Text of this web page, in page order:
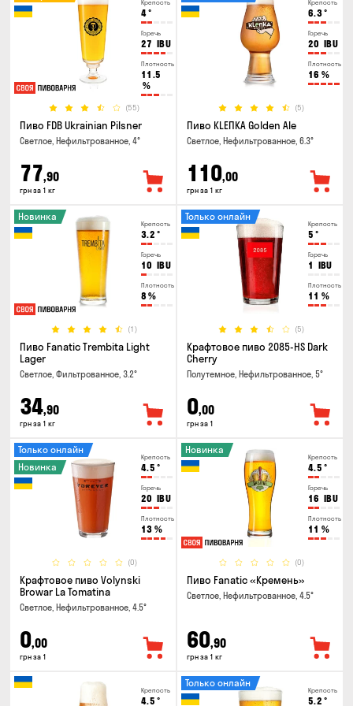
Крепость
4°
Горечь
27 IBU
Плотность
11.5
%
(55)
Пиво FDB Ukrainian Pilsner
Светлое, Нефильтрованное, 4°
77,90
грн за 1 кг
Крепость
6.3°
Горечь
20 IBU
Плотность
16 %
(5)
Пиво KLEПКА Golden Ale
Светлое, Нефильтрованное, 6.3°
110,00
грн за 1 кг
Крепость
3.2 °
Горечь
10 IBU
Плотность
8 %
(1)
Новинка
Пиво Fanatic Trembita Light
Lager
Светлое, Фильтрованное, 3.2°
34,90
грн за 1 кг
Крепость
5 °
Горечь
1 IBU
Плотность
11 %
(5)
Только онлайн
Крафтовое пиво 2085-HS Dark
Cherry
Полутемное, Нефильтрованное, 5°
0,00
грн за 1
Крепость
4.5 °
Горечь
20 IBU
Плотность
13 %
(0)
Только онлайн
Новинка
Крафтовое пиво Volynski
Browar La Tomatina
Светлое, Нефильтрованное, 4.5°
0,00
грн за 1
Крепость
4.5 °
Горечь
16 IBU
Плотность
11 %
(0)
Новинка
Пиво Fanatic «Кремень»
Светлое, Нефильтрованное, 4.5°
60,90
грн за 1 кг
Крепость
4.5 °
Крепость
5.2 °
Только онлайн